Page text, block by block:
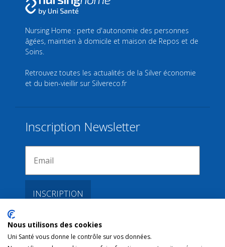
Nursing Home : perte d'autonomie des personnes
âgées, maintien à domicile et maison de Repos et de
Soins.
Retrouvez toutes les actualités de la Silver économie
et du bien-vieillir sur Silvereco.fr
Inscription Newsletter
Liens
Nous utilisons des cookies
Uni Santé vous donne le contrôle sur vos données.